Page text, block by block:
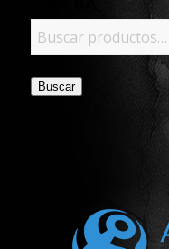
Buscar